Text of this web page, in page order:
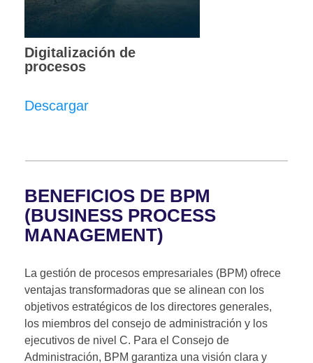
Digitalización de
procesos
Descargar
BENEFICIOS DE BPM
(BUSINESS PROCESS
MANAGEMENT)
La gestión de procesos empresariales (BPM) ofrece
ventajas transformadoras que se alinean con los
objetivos estratégicos de los directores generales,
los miembros del consejo de administración y los
ejecutivos de nivel C. Para el Consejo de
Administración, BPM garantiza una visión clara y